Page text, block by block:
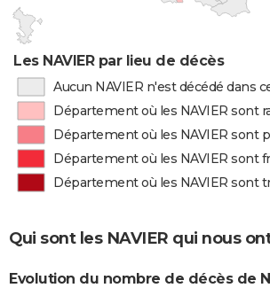
Les NAVIER par lieu de décès
Aucun NAVIER n'est décédé dans
Département où les NAVIER sont
Département où les NAVIER sont
Département où les NAVIER sont
Département où les NAVIER sont
Qui sont les NAVIER qui nous
Evolution du nombre de décès de